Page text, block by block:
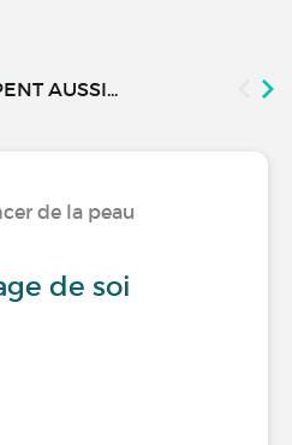
AUSSI...
de la peau
de soi